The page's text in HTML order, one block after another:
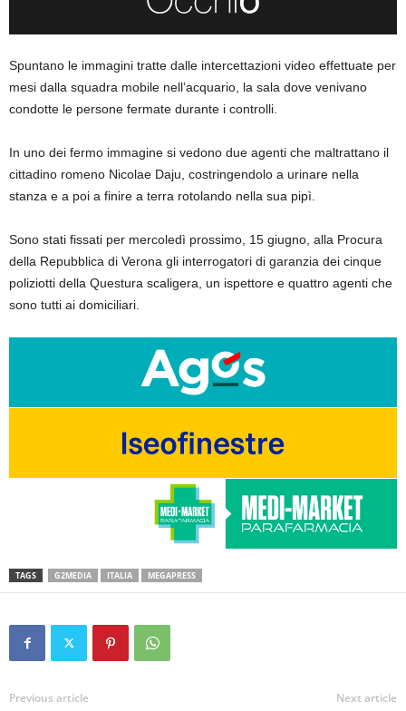
Spuntano le immagini tratte dalle intercettazioni video effettuate per
mesi dalla squadra mobile nell’acquario, la sala dove venivano
condotte le persone fermate durante i controlli.
In uno dei fermo immagine si vedono due agenti che maltrattano il
cittadino romeno Nicolae Daju, costringendolo a urinare nella
stanza e a poi a finire a terra rotolando nella sua pipì.
Sono stati fissati per mercoledì prossimo, 15 giugno, alla Procura
della Repubblica di Verona gli interrogatori di garanzia dei cinque
poliziotti della Questura scaligera, un ispettore e quattro agenti che
sono tutti ai domiciliari.
TAGS G2MEDIA ITALIA MEGAPRESS
Previous article Next article